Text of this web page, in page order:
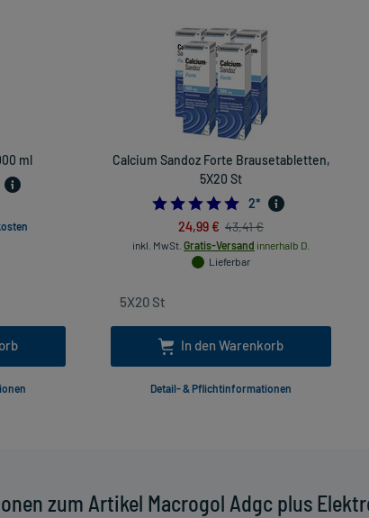
zum Artikel Macrogol Adgc plus
ml
Calcium Sandoz Forte Brausetabletten,
5X20 St
5.0
2*
24,99 € 43,41 €
inkl. MwSt. Gratis-Versand innerhalb D.
Lieferbar
In den Warenkorb
Detail- & Pflichtinformationen